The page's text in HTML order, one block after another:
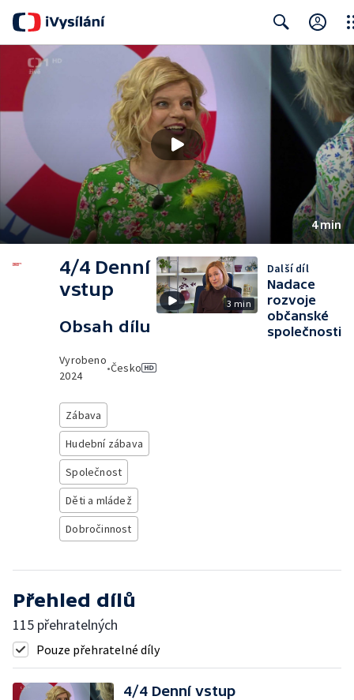
Search
4 min
4/4 Denní
vstup
Obsah dílu
Vyrobeno
2024
•Česko
Zábava
Hudební zábava
Společnost
Děti a mládež
Dobročinnost
3 min
Další díl
Nadace
rozvoje
občanské
společnosti
Přehled dílů
115 přehratelných
Pouze přehratelné díly
4/4 Denní vstup